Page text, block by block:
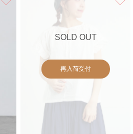
SOLD OUT
再入荷受付